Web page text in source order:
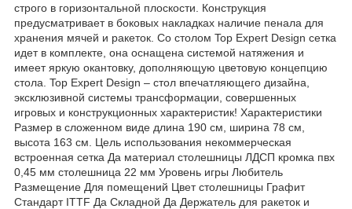
строго в горизонтальной плоскости. Конструкция
предусматривает в боковых накладках наличие пенала для
хранения мячей и ракеток. Со столом Top Expert Design сетка
идет в комплекте, она оснащена системой натяжения и
имеет яркую окантовку, дополняющую цветовую концепцию
стола. Top Expert Design – стол впечатляющего дизайна,
эксклюзивной системы трансформации, совершенных
игровых и конструкционных характеристик! Характеристики
Размер в сложенном виде длина 190 см, ширина 78 см,
высота 163 см. Цель использования некоммерческая
встроенная сетка Да материал столешницы ЛДСП кромка пвх
0,45 мм столешница 22 мм Уровень игры Любитель
Размещение Для помещений Цвет столешницы Графит
Стандарт ITTF Да Складной Да Держатель для ракеток и